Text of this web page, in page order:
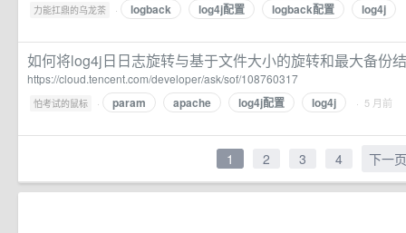
力能扛鼎的乌龙茶 · logback log4j配置 logback配置 log4j
如何将log4j日日志旋转与基于文件大小的旋转和最大备份
https://cloud.tencent.com/developer/ask/sof/108760317
怕考试的鼠标 · param apache log4j配置 log4j · 5 月前
1 2 3 4 下一页